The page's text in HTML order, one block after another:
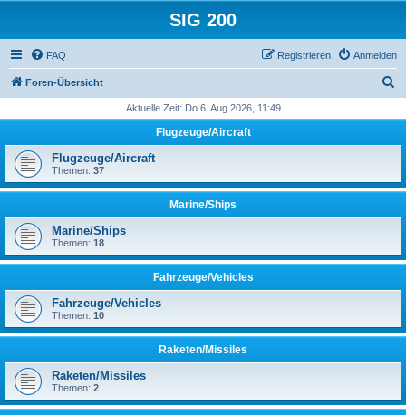
SIG 200
FAQ Anmelden
Registrieren
Foren-Übersicht
h
Aktuelle Zeit: Do 6. Aug 2026, 11:49
Flugzeuge/Aircraft
Flugzeuge/Aircraft
Themen: 37
Marine/Ships
Marine/Ships
Themen: 18
Fahrzeuge/Vehicles
Fahrzeuge/Vehicles
Themen: 10
Raketen/Missiles
Raketen/Missiles
Themen: 2